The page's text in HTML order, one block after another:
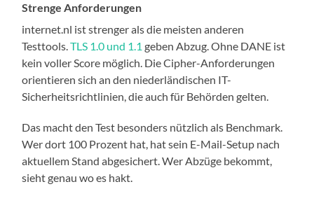
Strenge Anforderungen
internet.nl ist strenger als die meisten anderen
Testtools.TLS 1.0 und 1.1 geben Abzug. Ohne DANE ist
kein voller Score möglich. Die Cipher-Anforderungen
orientieren sich an den niederländischen IT-
Sicherheitsrichtlinien, die auch für Behörden gelten.
Das macht den Test besonders nützlich als Benchmark.
Wer dort 100 Prozent hat, hat sein E-Mail-Setup nach
aktuellem Stand abgesichert. Wer Abzüge bekommt,
sieht genau wo es hakt.